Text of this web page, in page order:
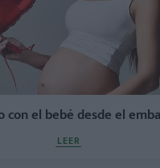
con el bebé desde el
LEER